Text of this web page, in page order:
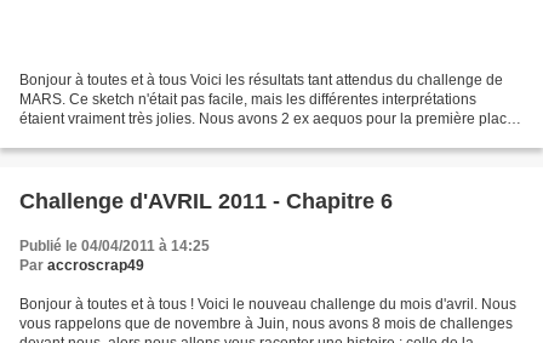
Bonjour à toutes et à tous Voici les résultats tant attendus du challenge de
MARS. Ce sketch n'était pas facile, mais les différentes interprétations
étaient vraiment très jolies. Nous avons 2 ex aequos pour la première place :
Challenge d'AVRIL 2011 - Chapitre 6
Publié le 04/04/2011 à 14:25
Par accroscrap49
Bonjour à toutes et à tous ! Voici le nouveau challenge du mois d'avril. Nous
vous rappelons que de novembre à Juin, nous avons 8 mois de challenges